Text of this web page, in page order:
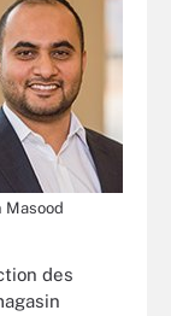
Masood
des